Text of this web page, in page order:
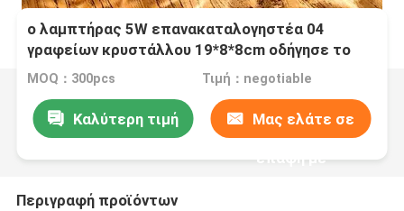
ο λαμπτήρας 5W επανακαταλογηστέα 04
γραφείων κρυστάλλου 19*8*8cm οδήγησε το
λαμπτήρα κρυστάλλου
MOQ：300pcs Τιμή：negotiable
Καλύτερη τιμή Μας ελάτε σε
επαφή με
Περιγραφή προϊόντων